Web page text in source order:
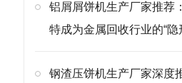
铝屑屑饼机生产厂家推荐
特成为金属回收行业的“隐
钢渣压饼机生产厂家深度